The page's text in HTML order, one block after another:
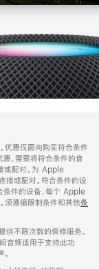
优惠仅面向购买符合条件
，需要将符合条件的音
配对。为 Apple
或配对。符合条件的设
条件的设备，每个 Apple
须遵循限制条件和其他条
不限次数的保修服务。
音频适用于支持此功